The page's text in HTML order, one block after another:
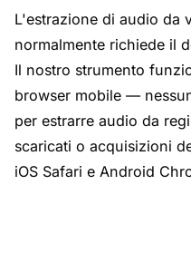
L'estrazione di audio da
normalmente richiede il
Il nostro strumento
browser mobile —
per estrarre audio da
scaricati o acquisizioni
iOS Safari e Android